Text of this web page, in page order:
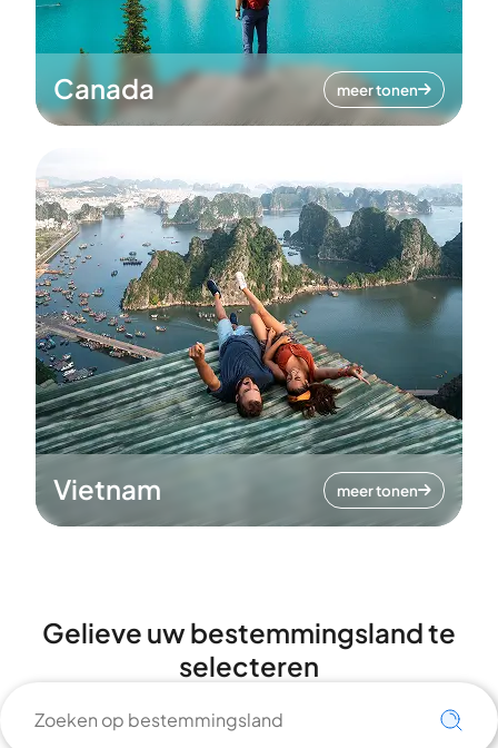
Canada meer tonen
Vietnam meer tonen
Gelieve uw bestemmingsland te
selecteren